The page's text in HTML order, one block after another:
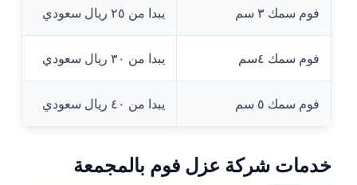
فوم سمك ٣ سم يبدا من ٢٥ ريال سعودي
فوم سمك ٤سم يبدا من ٣٠ ريال سعودي
فوم سمك ٥ سم يبدا من ٤٠ ريال سعودي
خدمات شركة عزل فوم بالمجمعة